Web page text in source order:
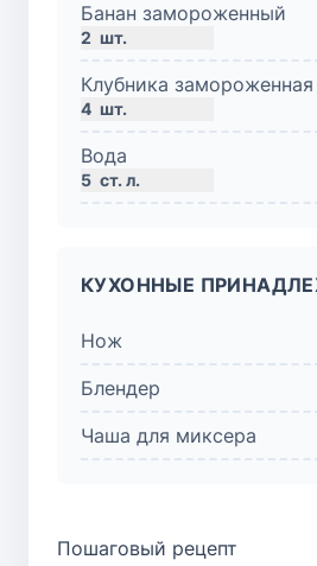
Банан замороженный
2 шт.
Клубника замороженная
4 шт.
Вода
5 ст. л.
КУХОННЫЕ
Нож
Блендер
Чаша для миксера
Пошаговый рецепт